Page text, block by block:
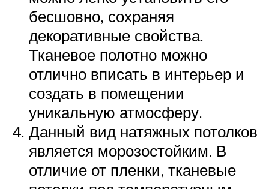
бесшовно, сохраняя
декоративные свойства.
Тканевое полотно можно
отлично вписать в интерьер и
создать в помещении
уникальную атмосферу.
Данный вид натяжных потолков
является морозостойким. В
отличие от пленки, тканевые